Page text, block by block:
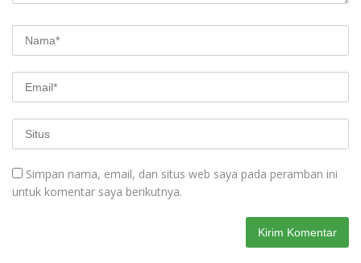
Simpan nama, email, dan situs web saya pada peramban ini
untuk komentar saya berikutnya.